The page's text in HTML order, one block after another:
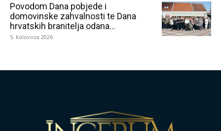
Povodom Dana pobjede i
domovinske zahvalnosti te Dana
hrvatskih branitelja odana...
5. kolovoza 2026.